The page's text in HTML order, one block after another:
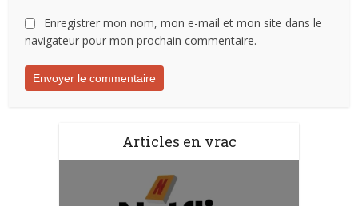
Enregistrer mon nom, mon e-mail et mon site dans le
navigateur pour mon prochain commentaire.
Articles en vrac